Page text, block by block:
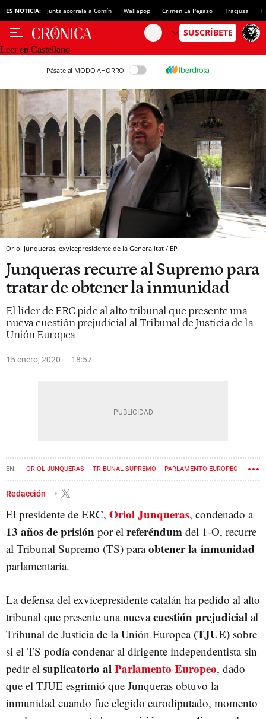
ES NOTICIA: Junts acorrala a Comín Wallapop Crimen La Pegaso Tracjusa
Leer en Castellano
Pásate al MODO AHORRO
Oriol Junqueras, exvicepresidente de la Generalitat / EP
Junqueras recurre al Supremo para
tratar de obtener la inmunidad
El líder de ERC pide al alto tribunal que presente una
nueva cuestión prejudicial al Tribunal de Justicia de la
Unión Europea
15 enero, 2020 18:57
ORIOL JUNQUERAS TRIBUNAL SUPREMO PARLAMENTO EUROPEO
TRIBUNAL DE JUSTICIA DE LA UNIÓN EUROPEA (TJUE)
Redacción
El presidente de ERC, Oriol Junqueras, condenado a
13 años de prisión por el referéndum del 1-O, recurre
al Tribunal Supremo (TS) paraobtener la inmunidad
parlamentaria.
La defensa del exvicepresidente catalán ha pedido al alto
tribunal que presente una nuevacuestión prejudicial al
Tribunal de Justicia de la Unión Europea (TJUE) sobre
si el TS podía condenar al dirigente independentista sin
pedir el suplicatorio alParlamento Europeo, dado
que el TJUE esgrimió que Junqueras obtuvo la
inmunidad cuando fue elegido eurodiputado, momento